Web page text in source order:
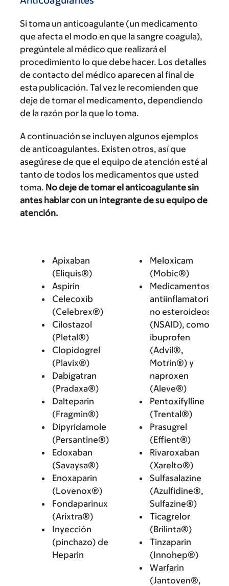
Si toma un anticoagulante (un medicamento
que afecta el modo en que la sangre coagula),
pregúntele al médico que realizará el
procedimiento lo que debe hacer. Los detalles
de contacto del médico aparecen al final de
esta publicación. Tal vez le recomienden que
deje de tomar el medicamento, dependiendo
de la razón por la que lo toma.
A continuación se incluyen algunos ejemplos
de anticoagulantes. Existen otros, así que
asegúrese de que el equipo de atención esté al
tanto de todos los medicamentos que usted
toma. No deje de tomar el anticoagulante sin
antes hablar con un integrante de su equipo de
atención.
Apixaban
(Eliquis®)
Aspirin
Celecoxib
(Celebrex®)
Cilostazol
(Pletal®)
Clopidogrel
(Plavix®)
Dabigatran
(Pradaxa®)
Dalteparin
(Fragmin®)
Dipyridamole
(Persantine®)
Edoxaban
(Savaysa®)
Enoxaparin
(Lovenox®)
Fondaparinux
(Arixtra®)
Inyección
(pinchazo) de
Heparin
Meloxicam
(Mobic®)
Medicamentos
antiinflamatorios
no esteroideos
(NSAID), como
ibuprofen
(Advil®,
Motrin®) y
naproxen
(Aleve®)
Pentoxifylline
(Trental®)
Prasugrel
(Effient®)
Rivaroxaban
(Xarelto®)
Sulfasalazine
(Azulfidine®,
Sulfazine®)
Ticagrelor
(Brilinta®)
Tinzaparin
(Innohep®)
Warfarin
(Jantoven®,